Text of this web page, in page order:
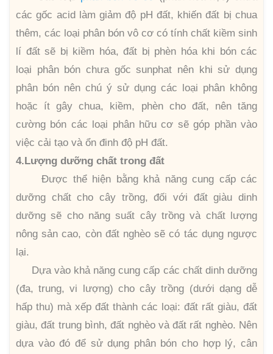
các gốc acid làm giảm độ pH đất, khiến đất bị chua
thêm, các loại phân bón vô cơ có tính chất kiềm sinh
lí đất sẽ bị kiềm hóa, đất bị phèn hóa khi bón các
loại phân bón chưa gốc sunphat nên khi sử dụng
phân bón nên chú ý sử dụng các loại phân không
hoặc ít gây chua, kiềm, phèn cho đất, nên tăng
cường bón các loại phân hữu cơ sẽ góp phần vào
việc cải tạo và ổn đinh độ pH đất.
4.Lượng dưỡng chất trong đất
Được thể hiện bằng khả năng cung cấp các
dưỡng chất cho cây trồng, đối với đất giàu dinh
dưỡng sẽ cho năng suất cây trồng và chất lượng
nông sản cao, còn đất nghèo sẽ có tác dụng ngược
lại.
Dựa vào khả năng cung cấp các chất dinh dưỡng
(đa, trung, vi lượng) cho cây trồng (dưới dạng dễ
hấp thu) mà xếp đất thành các loại: đất rất giàu, đất
giàu, đất trung bình, đất nghèo và đất rất nghèo. Nên
dựa vào đó để sử dụng phân bón cho hợp lý, cân